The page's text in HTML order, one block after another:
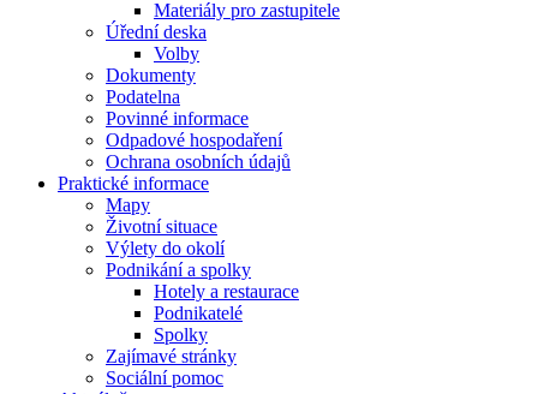
Materiály pro zastupitele
Úřední deska
Volby
Dokumenty
Podatelna
Povinné informace
Odpadové hospodaření
Ochrana osobních údajů
Praktické informace
Mapy
Životní situace
Výlety do okolí
Podnikání a spolky
Hotely a restaurace
Podnikatelé
Spolky
Zajímavé stránky
Sociální pomoc